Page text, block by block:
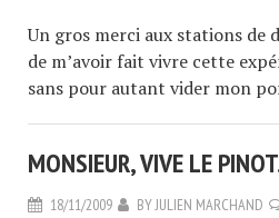
Un gros merci aux stations de
de m’avoir fait vivre cette
sans pour autant vider mon
MONSIEUR, VIVE LE
18/11/2009 BYJULIEN MARCHAND